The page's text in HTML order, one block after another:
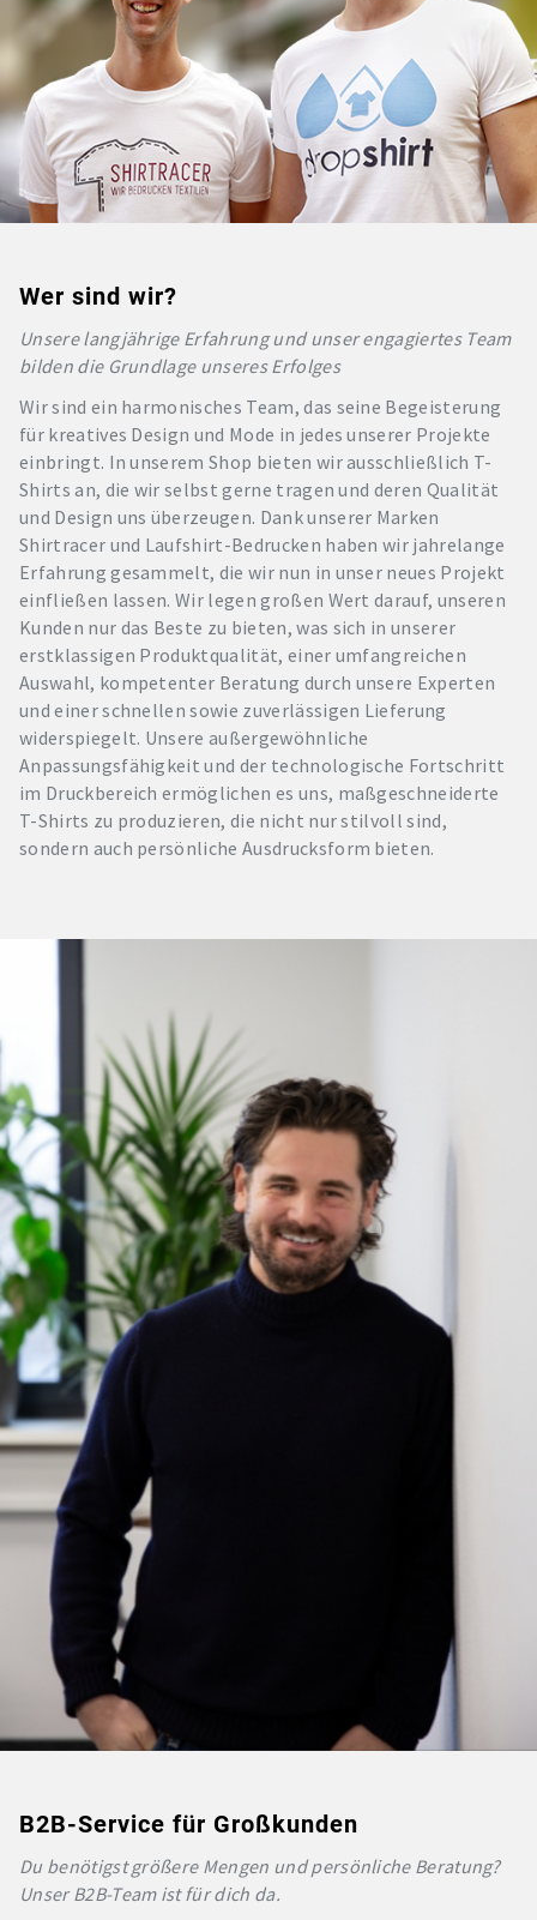
Wer sind wir?
Unsere langjährige Erfahrung und unser engagiertes Team
bilden die Grundlage unseres Erfolges
Wir sind ein harmonisches Team, das seine Begeisterung
für kreatives Design und Mode in jedes unserer Projekte
einbringt. In unserem Shop bieten wir ausschließlich T-
Shirts an, die wir selbst gerne tragen und deren Qualität
und Design uns überzeugen. Dank unserer Marken
Shirtracer und Laufshirt-Bedrucken haben wir jahrelange
Erfahrung gesammelt, die wir nun in unser neues Projekt
einfließen lassen. Wir legen großen Wert darauf, unseren
Kunden nur das Beste zu bieten, was sich in unserer
erstklassigen Produktqualität, einer umfangreichen
Auswahl, kompetenter Beratung durch unsere Experten
und einer schnellen sowie zuverlässigen Lieferung
widerspiegelt. Unsere außergewöhnliche
Anpassungsfähigkeit und der technologische Fortschritt
im Druckbereich ermöglichen es uns, maßgeschneiderte
T-Shirts zu produzieren, die nicht nur stilvoll sind,
sondern auch persönliche Ausdrucksform bieten.
B2B-Service für Großkunden
Du benötigst größere Mengen und persönliche Beratung?
Unser B2B-Team ist für dich da.